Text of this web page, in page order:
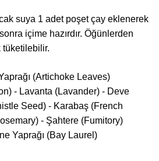
suya 1 adet poşet çay eklenerek
içime hazırdır. Öğünlerden
tüketilebilir.
(Artichoke Leaves)
- Lavanta (Lavander) - Deve
Seed) - Karabaş (French
- Şahtere (Fumitory)
Yaprağı (Bay Laurel)